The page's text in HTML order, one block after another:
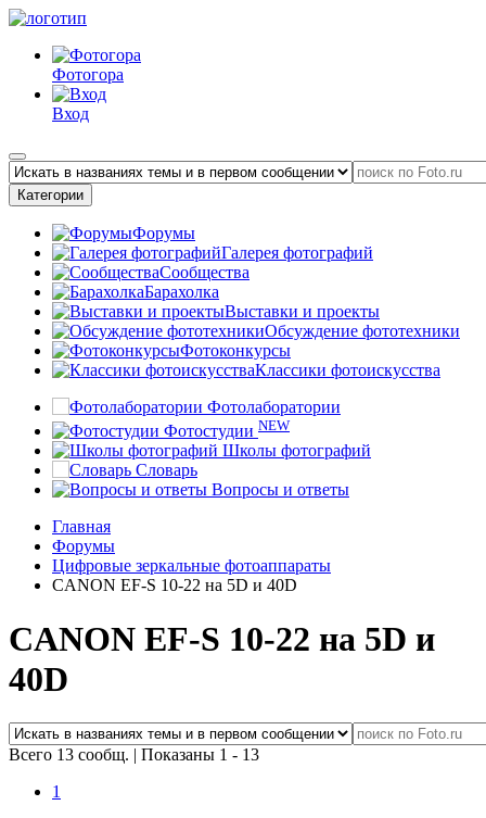
Фотогора
Вход
Категории
Форумы
Галерея фотографий
Сообщества
Барахолка
Выставки и проекты
Обсуждение фототехники
Фотоконкурсы
Классики фотоискусства
Фотолаборатории
Фотостудии NEW
Школы фотографий
Словарь
Вопросы и ответы
Главная
Форумы
Цифровые зеркальные фотоаппараты
CANON EF-S 10-22 на 5D и 40D
CANON EF-S 10-22 на 5D и
40D
Всего 13 сообщ. | Показаны 1 - 13
1